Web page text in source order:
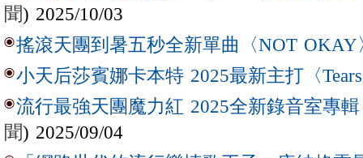
聞) 2025/10/03
搖滾天團到暑五秒全新單曲〈NOT OKAY
小天后莎賓娜卡本特 2025最新主打〈
流行最強天團魔力紅 2025全新錄音室專
聞) 2025/09/04